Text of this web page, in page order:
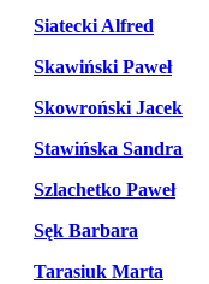
Siatecki Alfred
Skawiński Paweł
Skowroński Jacek
Stawińska Sandra
Szlachetko Paweł
Sęk Barbara
Tarasiuk Marta